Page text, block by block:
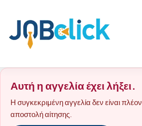
Αυτή η αγγελία έχει λήξει.
Η συγκεκριμένη αγγελία δεν είναι πλέον
αποστολή αίτησης.